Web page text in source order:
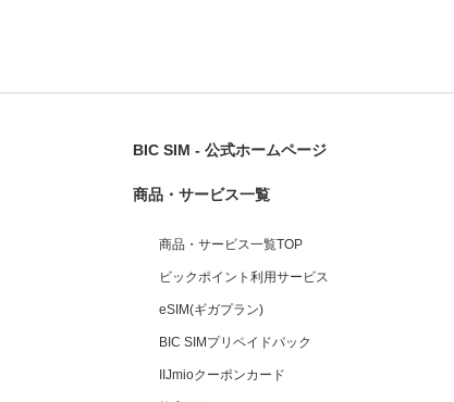
BIC SIM - 公式ホームページ
商品・サービス一覧
商品・サービス一覧TOP
ビックポイント利用サービス
eSIM(ギガプラン)
BIC SIMプリペイドパック
IIJmioクーポンカード